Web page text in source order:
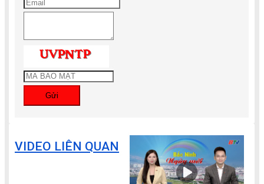
Gửi
VIDEO LIÊN QUAN